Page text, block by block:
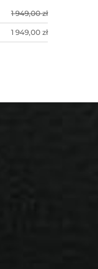
1 949,00 zł
1 949,00 zł